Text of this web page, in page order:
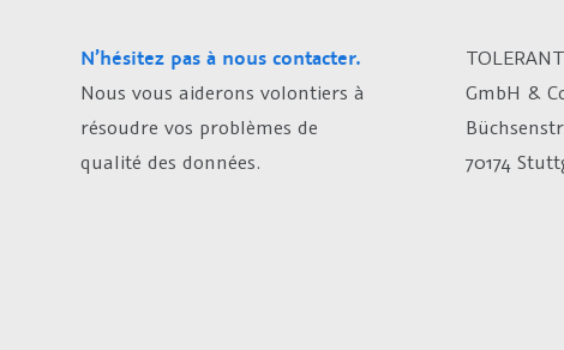
N’hésitez pas à nous contacter.
Nous vous aiderons volontiers à
résoudre vos problèmes de
qualité des données.
GmbH &
70174